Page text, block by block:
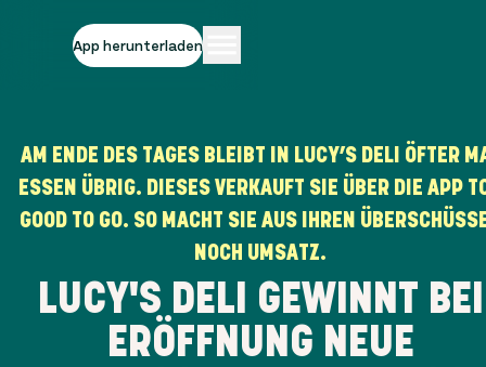
App herunterladen
AM ENDE DES TAGES BLEIBT IN LUCY’S DELI ÖFTER
ESSEN ÜBRIG. DIESES VERKAUFT SIE ÜBER DIE APP
GOOD TO GO. SO MACHT SIE AUS IHREN
NOCH UMSATZ.
LUCY'S DELI GEWINNT BEI
ERÖFFNUNG NEUE